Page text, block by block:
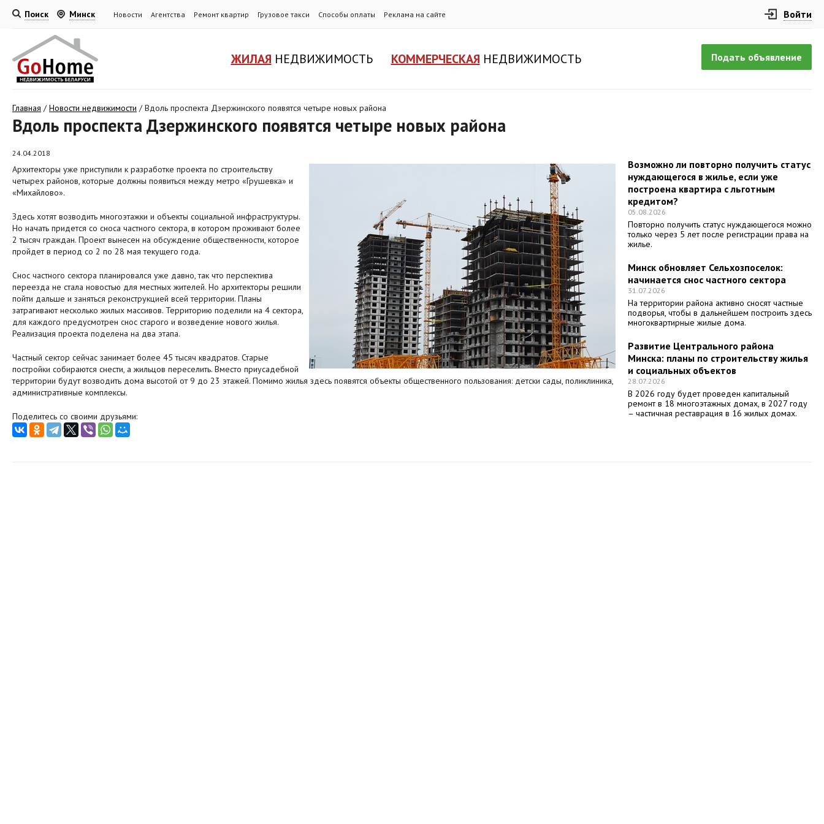
Поиск Минск Новости Агентства Ремонт квартир Грузовое такси Способы оплаты Реклама на сайте Войти
Подать объявление
ЖИЛАЯ НЕДВИЖИМОСТЬ КОММЕРЧЕСКАЯ НЕДВИЖИМОСТЬ
Главная /Новости недвижимости /Вдоль проспекта Дзержинского появятся четыре новых района
Вдоль проспекта Дзержинского появятся четыре новых района
24.04.2018
Архитекторы уже приступили к разработке проекта по строительству
четырех районов, которые должны появиться между метро «Грушевка» и
«Михайлово».
Здесь хотят возводить многоэтажки и объекты социальной инфраструктуры.
Но начать придется со сноса частного сектора, в котором проживают более
2 тысяч граждан. Проект вынесен на обсуждение общественности, которое
пройдет в период со 2 по 28 мая текущего года.
Снос частного сектора планировался уже давно, так что перспектива
переезда не стала новостью для местных жителей. Но архитекторы решили
пойти дальше и заняться реконструкцией всей территории. Планы
затрагивают несколько жилых массивов. Территорию поделили на 4 сектора,
для каждого предусмотрен снос старого и возведение нового жилья.
Реализация проекта поделена на два этапа.
Частный сектор сейчас занимает более 45 тысяч квадратов. Старые
постройки собираются снести, а жильцов переселить. Вместо приусадебной
территории будут возводить дома высотой от 9 до 23 этажей. Помимо жилья здесь появятся объекты общественного пользования: детски сады, поликлиника,
административные комплексы.
Поделитесь со своими друзьями:
Возможно ли повторно получить статус
нуждающегося в жилье, если уже
построена квартира с льготным
кредитом?
05.08.2026
Повторно получить статус нуждающегося можно
только через 5 лет после регистрации права на
жилье.
Минск обновляет Сельхозпоселок:
начинается снос частного сектора
31.07.2026
На территории района активно сносят частные
подворья, чтобы в дальнейшем построить здесь
многоквартирные жилые дома.
Развитие Центрального района
Минска: планы по строительству жилья
и социальных объектов
28.07.2026
В 2026 году будет проведен капитальный
ремонт в 18 многоэтажных домах, в 2027 году
– частичная реставрация в 16 жилых домах.